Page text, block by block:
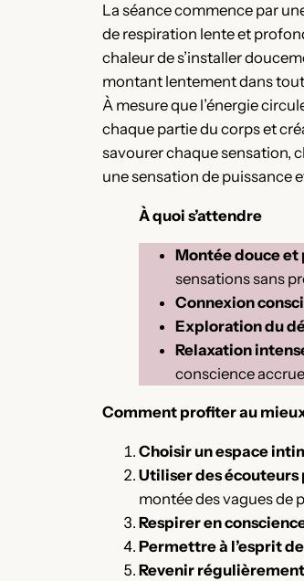
La séance commence par
de respiration lente et
chaleur de s’installer
montant lentement dans
À mesure que l’énergie
chaque partie du corps et
savourer chaque sensation,
une sensation de puissance
À quoi s’attendre
Montée douce et
sensations sans
Connexion
Exploration du
Relaxation
conscience
Comment profiter au
Choisir un espace
Utiliser des
montée des vagues de
Respirer en
Permettre à l’esprit
Revenir